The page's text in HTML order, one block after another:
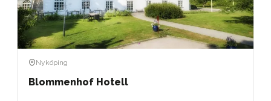
Nyköping
Blommenhof Hotell